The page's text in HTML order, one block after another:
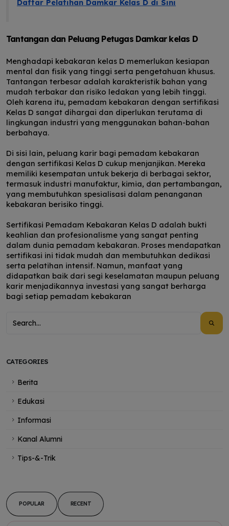
Daftar Pelatihan Damkar Kelas D di Sini
Tantangan dan Peluang Petugas Damkar kelas D
Menghadapi kebakaran kelas D memerlukan kesiapan
mental dan fisik yang tinggi serta pengetahuan khusus.
Tantangan terbesar adalah karakteristik bahan yang
mudah terbakar dan risiko ledakan yang lebih tinggi.
Oleh karena itu, pemadam kebakaran dengan sertifikasi
Kelas D sangat dihargai dan diperlukan terutama di
lingkungan industri yang menggunakan bahan-bahan
berbahaya.
Di sisi lain, peluang karir bagi pemadam kebakaran
dengan sertifikasi Kelas D cukup menjanjikan. Mereka
memiliki kesempatan untuk bekerja di berbagai sektor,
termasuk industri manufaktur, kimia, dan pertambangan,
yang membutuhkan spesialisasi dalam penanganan
kebakaran berisiko tinggi.
Sertifikasi Pemadam Kebakaran Kelas D adalah bukti
keahlian dan profesionalisme yang sangat penting
dalam dunia pemadam kebakaran. Proses mendapatkan
sertifikasi ini tidak mudah dan membutuhkan dedikasi
serta pelatihan intensif. Namun, manfaat yang
didapatkan baik dari segi keselamatan maupun peluang
karir menjadikannya investasi yang sangat berharga
bagi setiap pemadam kebakaran
CATEGORIES
Berita
Edukasi
Informasi
Kanal Alumni
Tips-&-Trik
POPULAR RECENT